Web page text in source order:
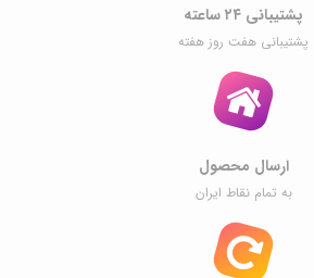
پشتیبانی ۲۴ ساعته
پشتیبانی هفت روز هفته
ارسال محصول
به تمام نقاط ایران